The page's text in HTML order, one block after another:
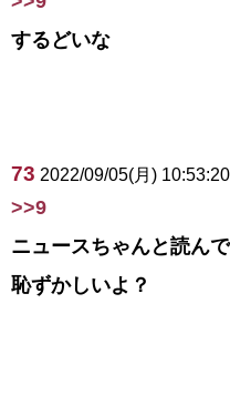
するどいな
73 2022/09/05(月)
>>9
ニュースちゃんと読ん
恥ずかしいよ？